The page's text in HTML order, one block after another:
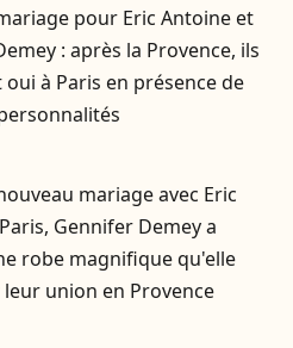
pour Eric Antoine et
: après la Provence, ils
à Paris en présence de
mariage avec Eric
Gennifer Demey a
robe magnifique qu'elle
union en Provence